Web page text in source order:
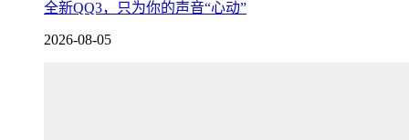
全新QQ3，只为你的声音“心动”
2026-08-05